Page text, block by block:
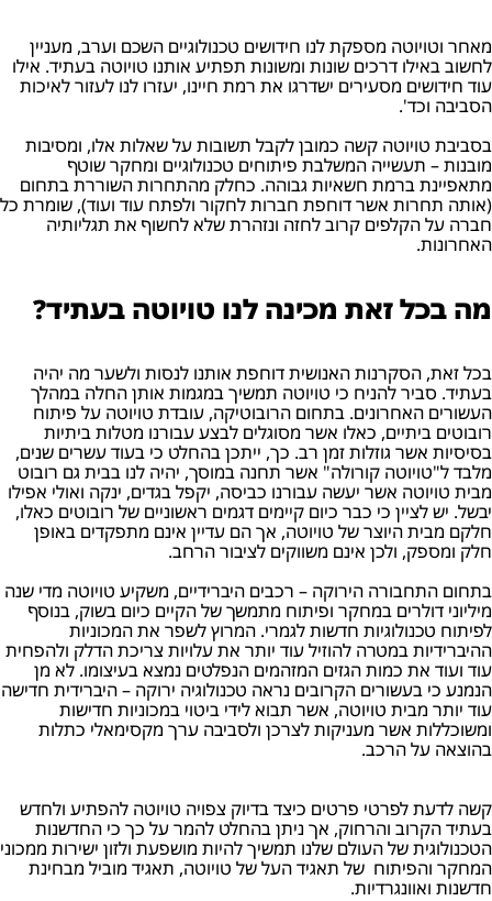
מאחר וטויוטה מספקת לנו חידושים טכנולוגיים השכם וערב, מעניין
לחשוב באילו דרכים שונות ומשונות תפתיע אותנו טויוטה בעתיד. אילו
עוד חידושים מסעירים ישדרגו את רמת חיינו, יעזרו לנו לעזור לאיכות
הסביבה וכד'.
בסביבת טויוטה קשה כמובן לקבל תשובות על שאלות אלו, ומסיבות
מובנות – תעשייה המשלבת פיתוחים טכנולוגיים ומחקר שוטף
מתאפיינת ברמת חשאיות גבוהה. כחלק מהתחרות השוררת בתחום
(אותה תחרות אשר דוחפת חברות לחקור ולפתח עוד ועוד), שומרת כל
חברה על הקלפים קרוב לחזה ונזהרת שלא לחשוף את תגליותיה
האחרונות.
מה בכל זאת מכינה לנו טויוטה בעתיד?
בכל זאת, הסקרנות האנושית דוחפת אותנו לנסות ולשער מה יהיה
בעתיד. סביר להניח כי טויוטה תמשיך במגמות אותן החלה במהלך
העשורים האחרונים. בתחום הרובוטיקה, עובדת טויוטה על פיתוח
רובוטים ביתיים, כאלו אשר מסוגלים לבצע עבורנו מטלות ביתיות
בסיסיות אשר גוזלות זמן רב. כך, ייתכן בהחלט כי בעוד עשרים שנים,
מלבד ל"טויוטה קורולה" אשר תחנה במוסך, יהיה לנו בבית גם רובוט
מבית טויוטה אשר יעשה עבורנו כביסה, יקפל בגדים, ינקה ואולי אפילו
יבשל. יש לציין כי כבר כיום קיימים דגמים ראשוניים של רובוטים כאלו,
חלקם מבית היוצר של טויוטה, אך הם עדיין אינם מתפקדים באופן
חלק ומספק, ולכן אינם משווקים לציבור הרחב.
בתחום התחבורה הירוקה – רכבים היברידיים, משקיע טויוטה מדי שנה
מיליוני דולרים במחקר ופיתוח מתמשך של הקיים כיום בשוק, בנוסף
לפיתוח טכנולוגיות חדשות לגמרי. המרוץ לשפר את המכוניות
ההיברידיות במטרה להוזיל עוד יותר את עלויות צריכת הדלק ולהפחית
עוד ועוד את כמות הגזים המזהמים הנפלטים נמצא בעיצומו. לא מן
הנמנע כי בעשורים הקרובים נראה טכנולוגיה ירוקה – היברידית חדישה
עוד יותר מבית טויוטה, אשר תבוא לידי ביטוי במכוניות חדישות
ומשוכללות אשר מעניקות לצרכן ולסביבה ערך מקסימאלי כתלות
בהוצאה על הרכב.
קשה לדעת לפרטי פרטים כיצד בדיוק צפויה טויוטה להפתיע ולחדש
בעתיד הקרוב והרחוק, אך ניתן בהחלט להמר על כך כי החדשנות
הטכנולוגית של העולם שלנו תמשיך להיות מושפעת ולזון ישירות ממכוני
המחקר והפיתוח של תאגיד העל של טויוטה, תאגיד מוביל מבחינת
חדשנות ואוונגרדיות.